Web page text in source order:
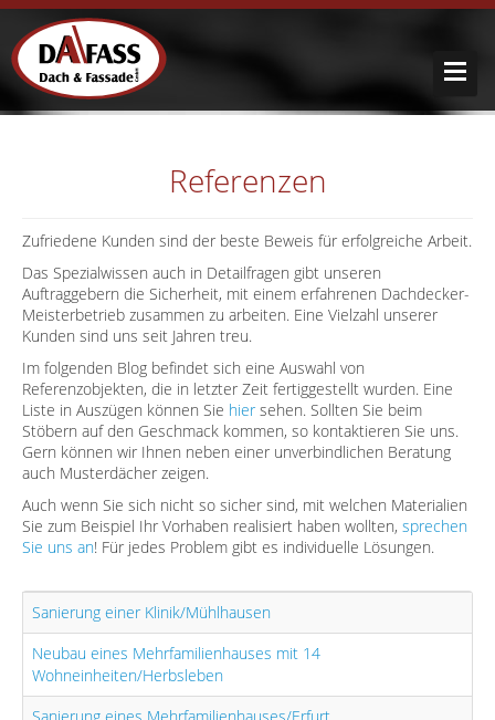
Referenzen
Zufriedene Kunden sind der beste Beweis für erfolgreiche Arbeit.
Das Spezialwissen auch in Detailfragen gibt unseren
Auftraggebern die Sicherheit, mit einem erfahrenen Dachdecker-
Meisterbetrieb zusammen zu arbeiten. Eine Vielzahl unserer
Kunden sind uns seit Jahren treu.
Im folgenden Blog befindet sich eine Auswahl von
Referenzobjekten, die in letzter Zeit fertiggestellt wurden. Eine
Liste in Auszügen können Sie hier sehen. Sollten Sie beim
Stöbern auf den Geschmack kommen, so kontaktieren Sie uns.
Gern können wir Ihnen neben einer unverbindlichen Beratung
auch Musterdächer zeigen.
Auch wenn Sie sich nicht so sicher sind, mit welchen Materialien
Sie zum Beispiel Ihr Vorhaben realisiert haben wollten, sprechen
Sie uns an! Für jedes Problem gibt es individuelle Lösungen.
Sanierung einer Klinik/Mühlhausen
Neubau eines Mehrfamilienhauses mit 14
Wohneinheiten/Herbsleben